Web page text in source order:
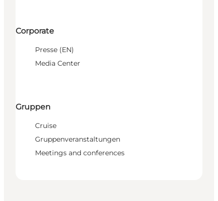
Corporate
Presse (EN)
Media Center
Gruppen
Cruise
Gruppenveranstaltungen
Meetings and conferences